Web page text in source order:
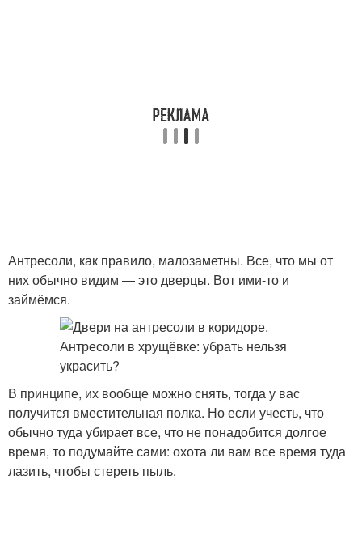
Антресоли, как правило, малозаметны. Все, что мы от
них обычно видим — это дверцы. Вот ими-то и
займёмся.
В принципе, их вообще можно снять, тогда у вас
получится вместительная полка. Но если учесть, что
обычно туда убирает все, что не понадобится долгое
время, то подумайте сами: охота ли вам все время туда
лазить, чтобы стереть пыль.